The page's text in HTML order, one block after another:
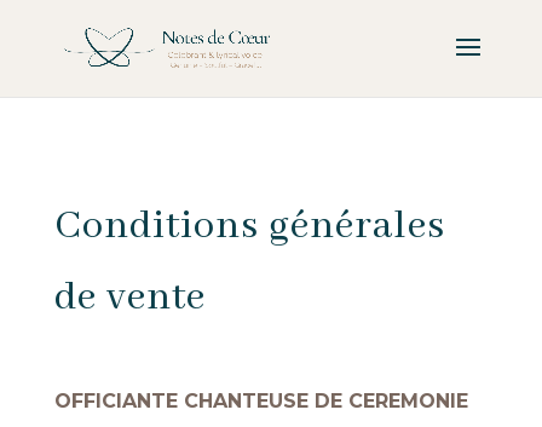
Conditions générales
de vente
OFFICIANTE CHANTEUSE DE CEREMONIE